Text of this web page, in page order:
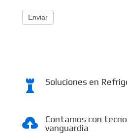
Enviar
 Soluciones en

Contamos con
vanguardia